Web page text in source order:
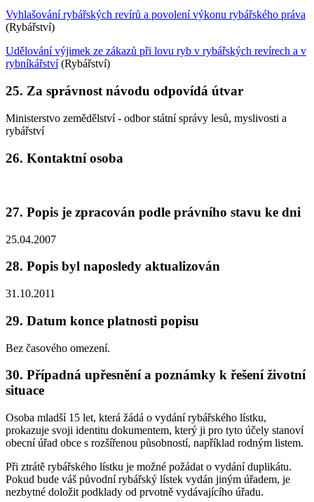
Vyhlašování rybářských revírů a povolení výkonu rybářského práva
(Rybářství)
Udělování výjimek ze zákazů při lovu ryb v rybářských revírech a v
rybníkářství(Rybářství)
25. Za správnost návodu odpovídá útvar
Ministerstvo zemědělství - odbor státní správy lesů, myslivosti a
rybářství
26. Kontaktní osoba
27. Popis je zpracován podle právního stavu ke dni
25.04.2007
28. Popis byl naposledy aktualizován
31.10.2011
29. Datum konce platnosti popisu
Bez časového omezení.
30. Případná upřesnění a poznámky k řešení životní
situace
Osoba mladší 15 let, která žádá o vydání rybářského lístku,
prokazuje svoji identitu dokumentem, který ji pro tyto účely stanoví
obecní úřad obce s rozšířenou působností, například rodným listem.
Při ztrátě rybářského lístku je možné požádat o vydání duplikátu.
Pokud bude váš původní rybářský lístek vydán jiným úřadem, je
nezbytné doložit podklady od prvotně vydávajícího úřadu.